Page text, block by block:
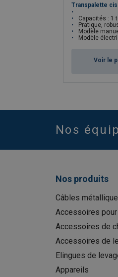
Transpalette
Capacités : 1
Pratique,
Modèle manuel : 2
Modèle électrique :
Voir le
Nos
Nos produits
Câbles
Accessoires
Accessoires de
Accessoires de
Elingues de
Appareils